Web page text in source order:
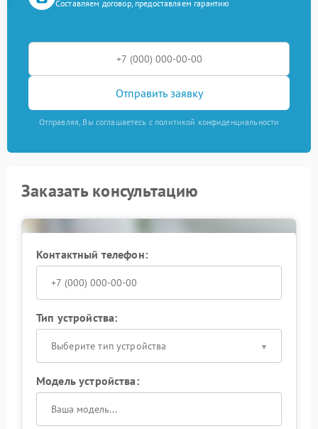
Составляем договор, предоставляем гарантию
Отправить заявку
Отправляя, Вы соглашаетесь с политикой конфиденциальности
Заказать консультацию
Контактный телефон:
Тип устройства:
Выберите тип устройства
Модель устройства: